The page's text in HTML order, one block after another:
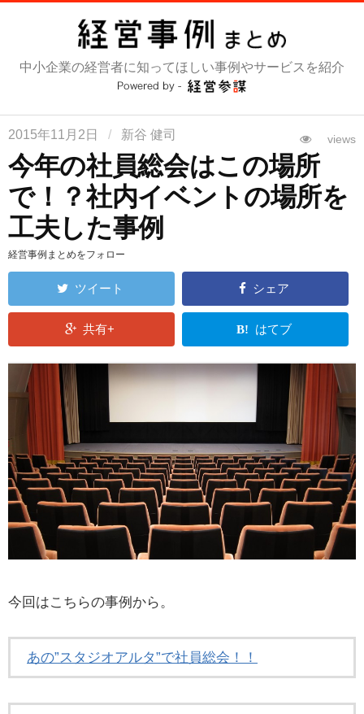
へ
ス
ッ
プ
中小企業の経営者に知ってほしい事例やサービスを紹介
2015年11月2日 / 新谷 健司 views
今年の社員総会はこの場所
で！？社内イベントの場所を
工夫した事例
経営事例まとめをフォロー
ツイート シェア
共有+ はてブ
今回はこちらの事例から。
あの”スタジオアルタ”で社員総会！！